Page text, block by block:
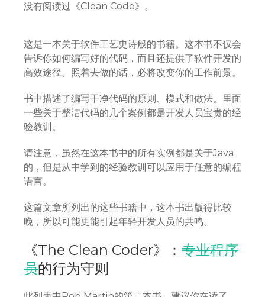
没有阅读过《Clean Code》。
这是一本关于软件工艺史诗般的书籍。这本书不仅会
告诉你如何编写好的代码，而且还提供了软件开发的
高效途径。照着去做的话，必将改变你的工作前景。
书中描述了编写干净代码的原则、模式和做法。里面
一些关于整洁代码的几个案例都是开发人员宝贵的经
验教训。
请注意，虽然在这本书中的所有实例都是关于Java
的，但是从中学到的经验教训可以应用于任意的编程
语言。
这篇文章所列出的这些书籍中，这本书出版得比较
晚，所以可能更能引起年轻开发人员的共鸣。
《The Clean Coder》： 专业程序
员的行为守则